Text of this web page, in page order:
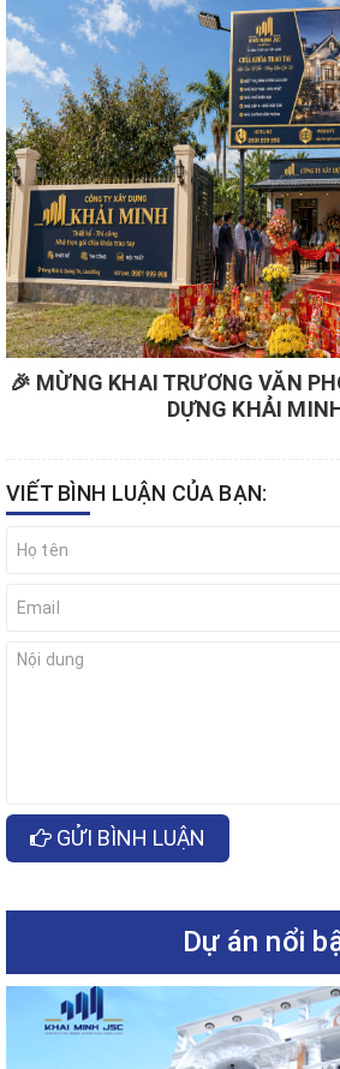
🎉 MỪNG KHAI TRƯƠNG VĂN
DỰNG KHẢI
VIẾT BÌNH LUẬN CỦA BẠN:
GỬI BÌNH LUẬN
Dự án nổi